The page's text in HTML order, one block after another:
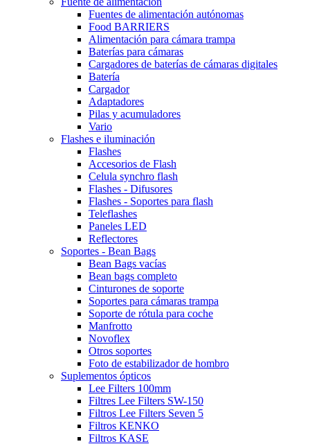
Fuentes de alimentación autónomas
Food BARRIERS
Alimentación para cámara trampa
Baterías para cámaras
Cargadores de baterías de cámaras digitales
Batería
Cargador
Adaptadores
Pilas y acumuladores
Vario
Flashes e iluminación
Flashes
Accesorios de Flash
Celula synchro flash
Flashes - Difusores
Flashes - Soportes para flash
Teleflashes
Paneles LED
Reflectores
Soportes - Bean Bags
Bean Bags vacías
Bean bags completo
Cinturones de soporte
Soportes para cámaras trampa
Soporte de rótula para coche
Manfrotto
Novoflex
Otros soportes
Foto de estabilizador de hombro
Suplementos ópticos
Lee Filters 100mm
Filtres Lee Filters SW-150
Filtros Lee Filters Seven 5
Filtros KENKO
Filtros KASE